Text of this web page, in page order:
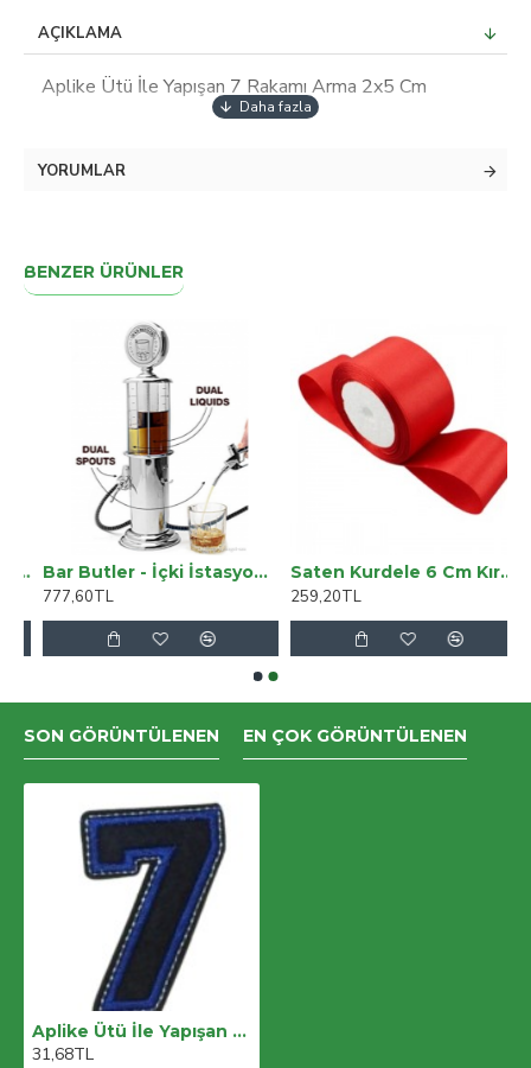
AÇIKLAMA
Aplike Ütü İle Yapışan 7 Rakamı Arma 2x5 Cm
YORUMLAR
BENZER ÜRÜNLER
Bar Butler - İçki İstasyonu İçecek Pompası
777,60TL
Saten Kurdele 6 Cm Kırmızı 10 Metre
259,20TL
SON GÖRÜNTÜLENEN EN ÇOK GÖRÜNTÜLENEN
Aplike Ütü İle Yapışan 7 Rakamı Arma 2x5 Cm
31,68TL